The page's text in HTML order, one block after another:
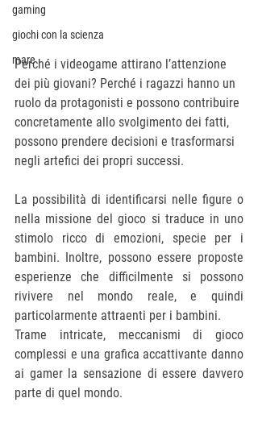
gaming
giochi con la scienza
mare
Perché i videogame attirano l’attenzione
dei più giovani? Perché i ragazzi hanno un
ruolo da protagonisti e possono contribuire
concretamente allo svolgimento dei fatti,
possono prendere decisioni e trasformarsi
negli artefici dei propri successi.
La possibilità di identificarsi nelle figure o
nella missione del gioco si traduce in uno
stimolo ricco di emozioni, specie per i
bambini. Inoltre, possono essere proposte
esperienze che difficilmente si possono
rivivere nel mondo reale, e quindi
particolarmente attraenti per i bambini.
Trame intricate, meccanismi di gioco
complessi e una grafica accattivante danno
ai gamer la sensazione di essere davvero
parte di quel mondo.